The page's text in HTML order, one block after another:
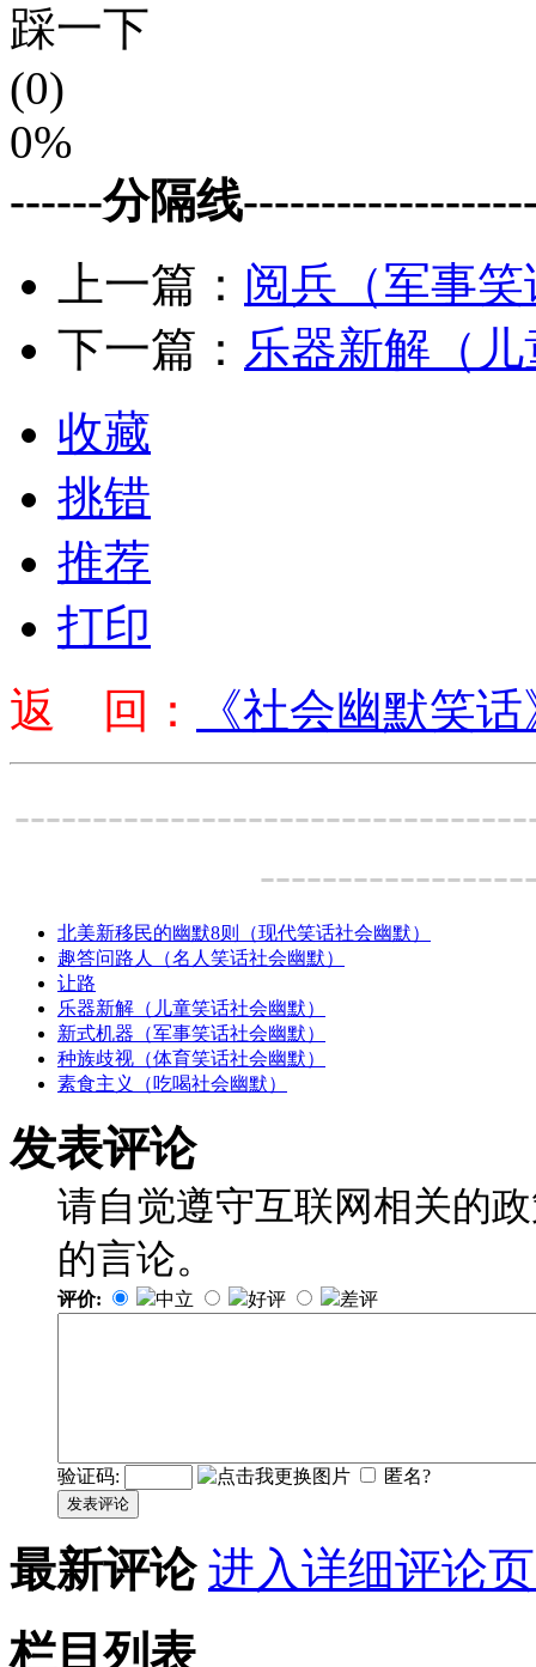
踩一下
(0)
0%
------分隔线
上一篇： 阅兵（军事
下一篇： 乐器新解（
收藏
挑错
推荐
打印
返 回：
《社会幽默笑
北美新移民的幽默8则（现代笑话社会幽默）
趣答问路人（名人笑话社会幽默）
让路
乐器新解（儿童笑话社会幽默）
新式机器（军事笑话社会幽默）
种族歧视（体育笑话社会幽默）
素食主义（吃喝社会幽默）
发表评论
请自觉遵守互联网相关的
的言论。
评价: 中立 好评 差评
验证码: 匿名?
发表评论
最新评论 进入详细评论
栏目列表